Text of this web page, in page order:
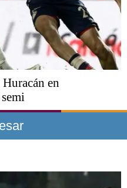
en